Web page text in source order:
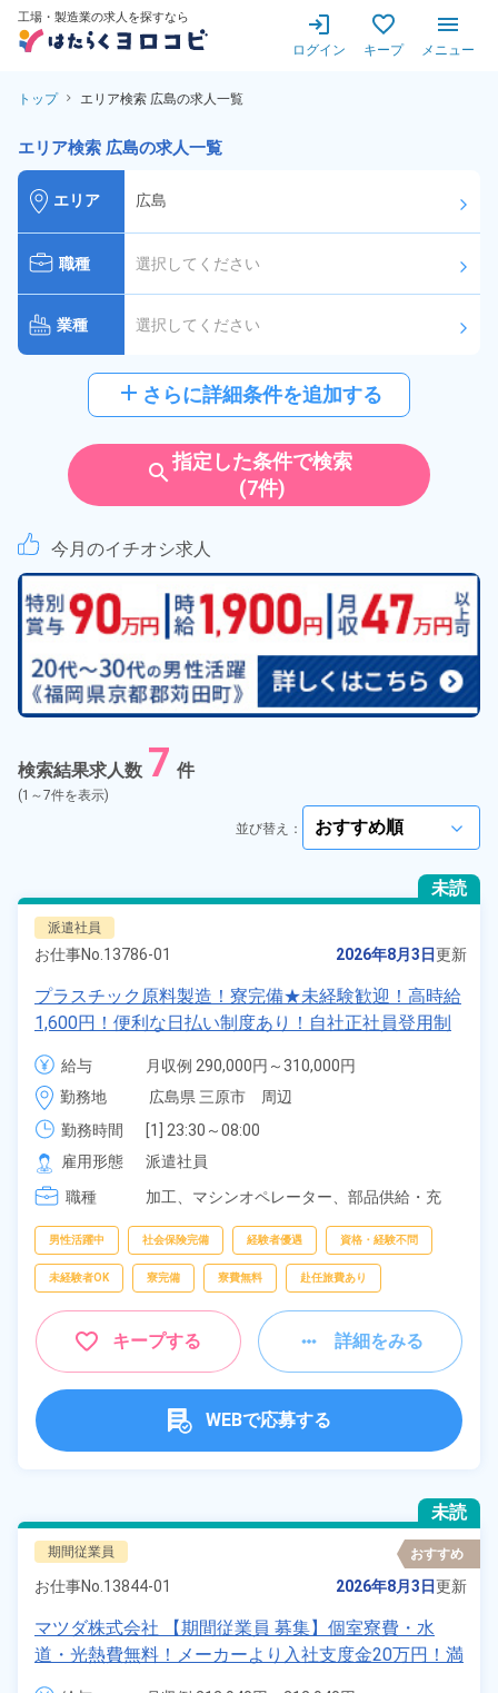
工場・製造業の求人を探すなら
ログイン キープ メニュー
トップ エリア検索 広島の求人一覧
エリア検索 広島の求人一覧
エリア 広島 arrow_forward_ios
職種 選択してください arrow_forward_ios
業種 選択してください arrow_forward_ios
選択してください
雇用形態 派遣社員
紹介予定派遣
契約社員
正社員
アルバイト・パート
正社員 ※無期雇用派遣
期間従業員
arrow_forward_ios
タグ 選択してください arrow_forward_ios
フリーワー
ド
自宅周辺の
お仕事
出典：「位置参照情報」(国土交通省）の加工情報・「HeartRails
add さらに詳細条件を追加する
search指定した条件で検索
(7件)
今月のイチオシ求人
検索結果求人数 7 件
(1～7件を表示)
並び替え： arrow_forward_ios
未読
派遣社員
お仕事No. 13786-01 2026年8月3日更新
プラスチック原料製造！寮完備★未経験歓迎！高時給
1,600円！便利な日払い制度あり！自社正社員登用制
度あり！マイカー通勤OK！格安食堂利用可！《広島
県三原市》
給与
月収例 290,000円～310,000円
時給 1,600円～1,600円
勤務地
広島県 三原市　周辺
勤務時間
[1] 23:30～08:00
[2] 07:30～16:00
[3] 15:30～00:00
雇用形態
派遣社員
職種
加工、 マシンオペレーター、 部品供給・充
け
男性活躍中 社会保険完備 経験者優遇 資格・経験不問
未経験者OK 寮完備 寮費無料 赴任旅費あり
キープする 詳細をみる
WEBで応募する
未読
期間従業員 おすすめ
お仕事No. 13844-01 2026年8月3日更新
マツダ株式会社 【期間従業員 募集】個室寮費・水
道・光熱費無料！メーカーより入社支度金20万円！満
了慰労金最大93.8万円★皆勤手当、月2万円！★特別